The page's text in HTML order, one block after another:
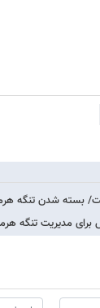
بسته شدن تنگه
برای مدیریت تنگه